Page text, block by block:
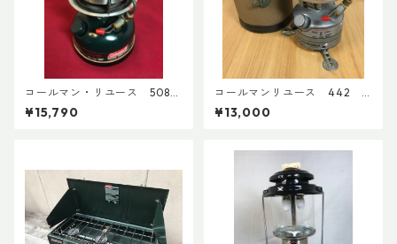
コールマン・リユース 508A
1997年9月製 点検整備済
4196
¥15,790
コールマンリユース 442 1
991年12月製 点検整備済 36
02
¥13,000